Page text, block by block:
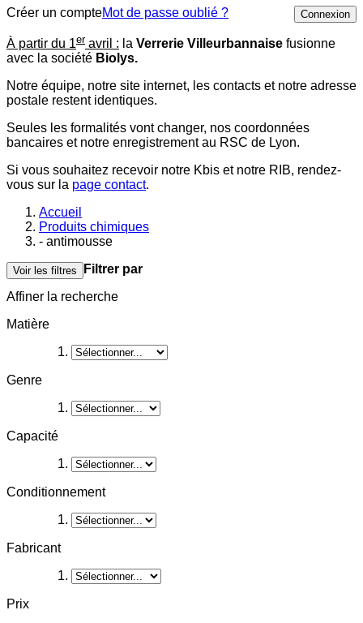
Créer un compte Connexion
Mot de passe oublié ?
À partir du 1er avril : la Verrerie Villeurbannaise fusionne
avec la société Biolys.
Notre équipe, notre site internet, les contacts et notre adresse
postale restent identiques.
Seules les formalités vont changer, nos coordonnées
bancaires et notre enregistrement au RSC de Lyon.
Si vous souhaitez recevoir notre Kbis et notre RIB, rendez-
vous sur la page contact.
Accueil
Produits chimiques
- antimousse
Voir les filtres
Filtrer par
Affiner la recherche
Matière
Genre
Capacité
Conditionnement
Fabricant
Prix